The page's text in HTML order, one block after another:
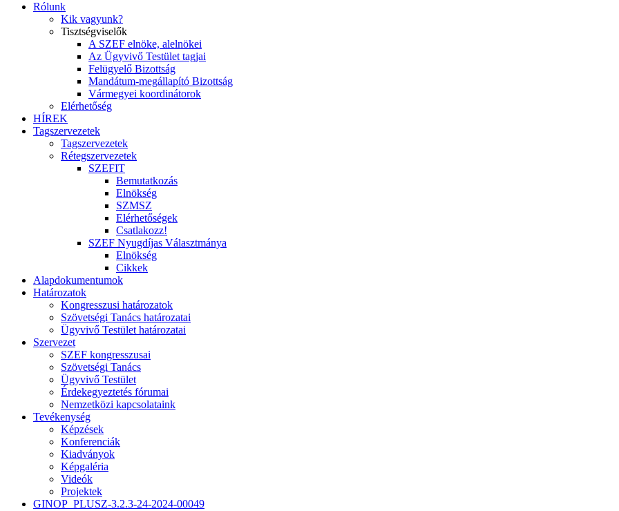
Rólunk
Kik vagyunk?
Tisztségviselők
A SZEF elnöke, alelnökei
Az Ügyvivő Testület tagjai
Felügyelő Bizottság
Mandátum-megállapító Bizottság
Vármegyei koordinátorok
Elérhetőség
HÍREK
Tagszervezetek
Tagszervezetek
Rétegszervezetek
SZEFIT
Bemutatkozás
Elnökség
SZMSZ
Elérhetőségek
Csatlakozz!
SZEF Nyugdíjas Választmánya
Elnökség
Cikkek
Alapdokumentumok
Határozatok
Kongresszusi határozatok
Szövetségi Tanács határozatai
Ügyvivő Testület határozatai
Szervezet
SZEF kongresszusai
Szövetségi Tanács
Ügyvivő Testület
Érdekegyeztetés fórumai
Nemzetközi kapcsolataink
Tevékenység
Képzések
Konferenciák
Kiadványok
Képgaléria
Videók
Projektek
GINOP_PLUSZ-3.2.3-24-2024-00049